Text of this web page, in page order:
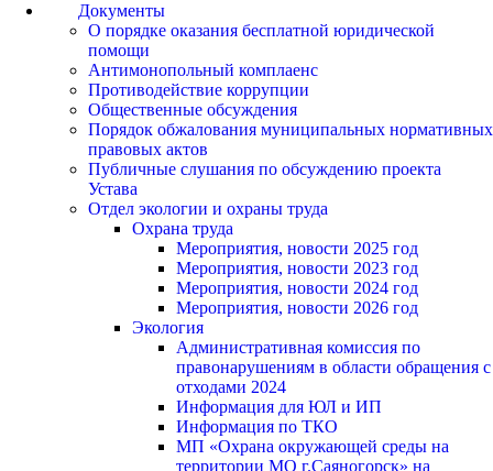
Документы
О порядке оказания бесплатной юридической
помощи
Антимонопольный комплаенс
Противодействие коррупции
Общественные обсуждения
Порядок обжалования муниципальных нормативных
правовых актов
Публичные слушания по обсуждению проекта
Устава
Отдел экологии и охраны труда
Охрана труда
Мероприятия, новости 2025 год
Мероприятия, новости 2023 год
Мероприятия, новости 2024 год
Мероприятия, новости 2026 год
Экология
Административная комиссия по
правонарушениям в области обращения с
отходами 2024
Информация для ЮЛ и ИП
Информация по ТКО
МП «Охрана окружающей среды на
территории МО г.Саяногорск» на